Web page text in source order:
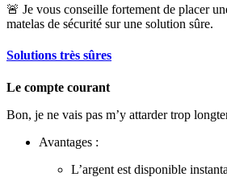
🚨 Je vous conseille fortement de placer
matelas de sécurité sur une solution sûre.
Solutions très sûres
Le compte courant
Bon, je ne vais pas m’y attarder trop
Avantages :
L’argent est disponible